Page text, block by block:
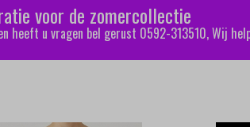
voor de zomercollectie
heeft u vragen bel gerust 0592-313510, Wij